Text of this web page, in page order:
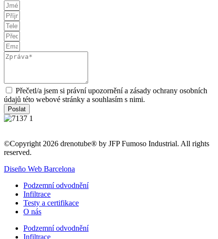
Přečetl/a jsem si právní upozornění a zásady ochrany osobních
údajů této webové stránky a souhlasím s nimi.
Poslat
©Copyright 2026 drenotube® by JFP Fumoso Industrial. All rights
reserved.
Diseño Web Barcelona
Podzemní odvodnění
Infiltrace
Testy a certifikace
O nás
Podzemní odvodnění
Infiltrace